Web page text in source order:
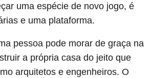
uma espécie de novo jogo, é
e uma plataforma.
pessoa pode morar de graça na
a própria casa do jeito que
arquitetos e engenheiros. O